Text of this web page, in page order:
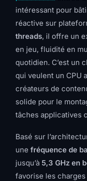
intéressant pour
réactive sur
threads, il offre un
en jeu, fluidité en
quotidien. C’est un
qui veulent un CPU
créateurs de
solide pour le
tâches applicatives
Basé sur
une fréquence de
jusqu’à 5,3 GHz en
favorise les